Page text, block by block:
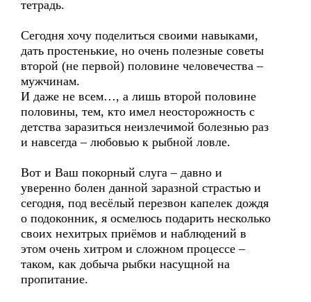
тетрадь.
Сегодня хочу поделиться своими навыками,
дать простенькие, но очень полезные советы
второй (не первой) половине человечества –
мужчинам.
И даже не всем…, а лишь второй половине
половины, тем, кто имел неосторожность с
детства заразиться неизлечимой болезнью раз
и навсегда – любовью к рыбной ловле.
Вот и Ваш покорный слуга – давно и
уверенно болен данной заразной страстью и
сегодня, под весёлый перезвон капелек дождя
о подоконник, я осмелюсь подарить несколько
своих нехитрых приёмов и наблюдений в
этом очень хитром и сложном процессе –
таком, как добыча рыбки насущной на
пропитание.